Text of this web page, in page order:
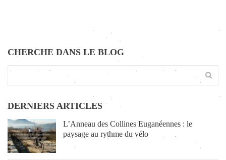
CHERCHE DANS LE BLOG
DERNIERS ARTICLES
L’Anneau des Collines Euganéennes : le
paysage au rythme du vélo